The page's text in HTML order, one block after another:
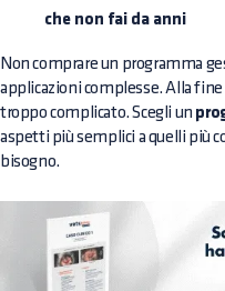
che non fai da anni
Non comprare un programma
applicazioni complesse. Alla fine
troppo complicato. Scegli un
aspetti più semplici a quelli più
bisogno.